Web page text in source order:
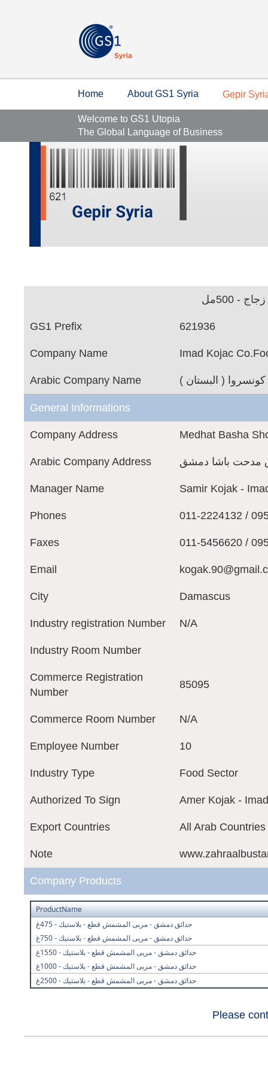
Home About GS1 Syria Gepir
Welcome to GS1 Utopia
The Global Language of Business
- 500مل
GS1 Prefix 621936
Company Name Imad Kojac
Arabic Company Name ( البستان )
General Informations
Company Address Medhat Basha
Arabic Company Address مدحت باشا دمشق
Manager Name Samir Kojak -
Phones 011-2224132 /
Faxes 011-5456620 /
Email
City Damascus
Industry registration Number N/A
Industry Room Number
Commerce Registration
Number
85095
Commerce Room Number N/A
Employee Number 10
Industry Type Food Sector
Authorized To Sign Amer Kojak -
Export Countries All Arab
Note
Company Products
ProductName
حدائق دمشق - مربى المشمش قطع - بلاستيك - 475غ
حدائق دمشق - مربى المشمش قطع - بلاستيك - 750غ
حدائق دمشق - مربى المشمش قطع - بلاستيك - 1550غ
حدائق دمشق - مربى المشمش قطع - بلاستيك - 1000غ
حدائق دمشق - مربى المشمش قطع - بلاستيك - 2500غ
Please